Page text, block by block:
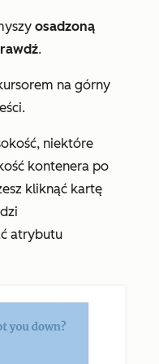
osadzoną
.
na górny
niektóre
kontenera po
kliknąć kartę
atrybutu